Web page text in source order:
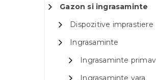
Gazon si ingrasaminte
Dispozitive imprastiere
Ingrasaminte
Ingrasaminte
Ingrasaminte vara